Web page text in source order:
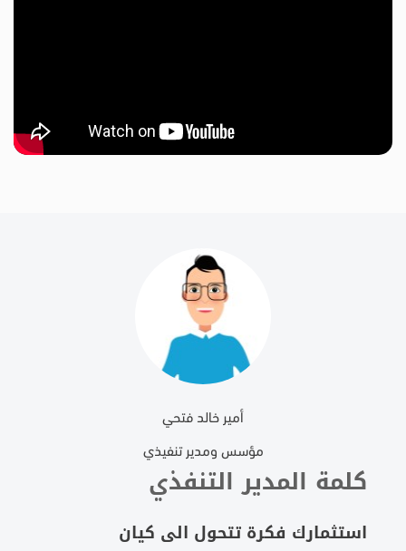
أمير خالد فتحي
مؤسس ومدير تنفيذي
كلمة المدير التنفذي
استثمارك فكرة تتحول الى كيان